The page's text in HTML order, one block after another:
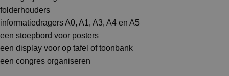
folderhouders
informatiedragers A0, A1, A3, A4 en A5
een stoepbord voor posters
een display voor op tafel of toonbank
een congres organiseren